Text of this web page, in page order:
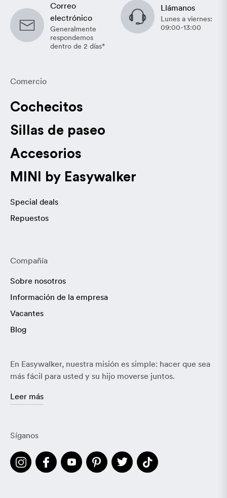
Correo
electrónico
Generalmente
respondemos
dentro de 2 días*
Llámanos
Lunes a viernes:
09:00-13:00
Comercio
Cochecitos
Sillas de paseo
Accesorios
MINI by Easywalker
Special deals
Repuestos
En Easywalker, nuestra misión es simple: hacer que sea
más fácil para usted y su hijo moverse juntos.
Leer más
Síganos
Compañía
Sobre nosotros
Información de la empresa
Vacantes
Blog